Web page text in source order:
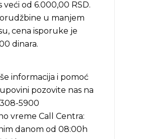
veći od 6.000,00 RSD.
u manjem
cena isporuke je
dinara.
informacija i pomoć
pozovite nas na
5900
vreme Call Centra:
danom od 08:00h